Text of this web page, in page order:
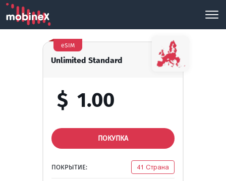
Unlimited Standard
eSIM
$ 1.00
ПОКУПКА
ПОКРЫТИЕ: 41 Страна